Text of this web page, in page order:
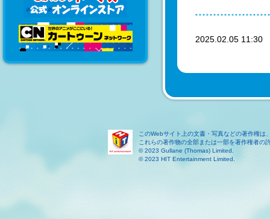
2025.02.05
このWebサイト上の文書・写真などの著作権
これらの著作物の全部または一部を著作権者の
© 2023 Gullane (Thomas) Limited.
© 2023 HIT Entertainment Limited.